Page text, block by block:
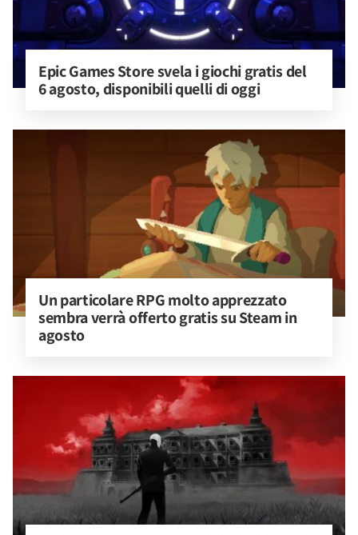
Epic Games Store svela i giochi gratis del
6 agosto, disponibili quelli di oggi
Un particolare RPG molto apprezzato
sembra verrà offerto gratis su Steam in
agosto